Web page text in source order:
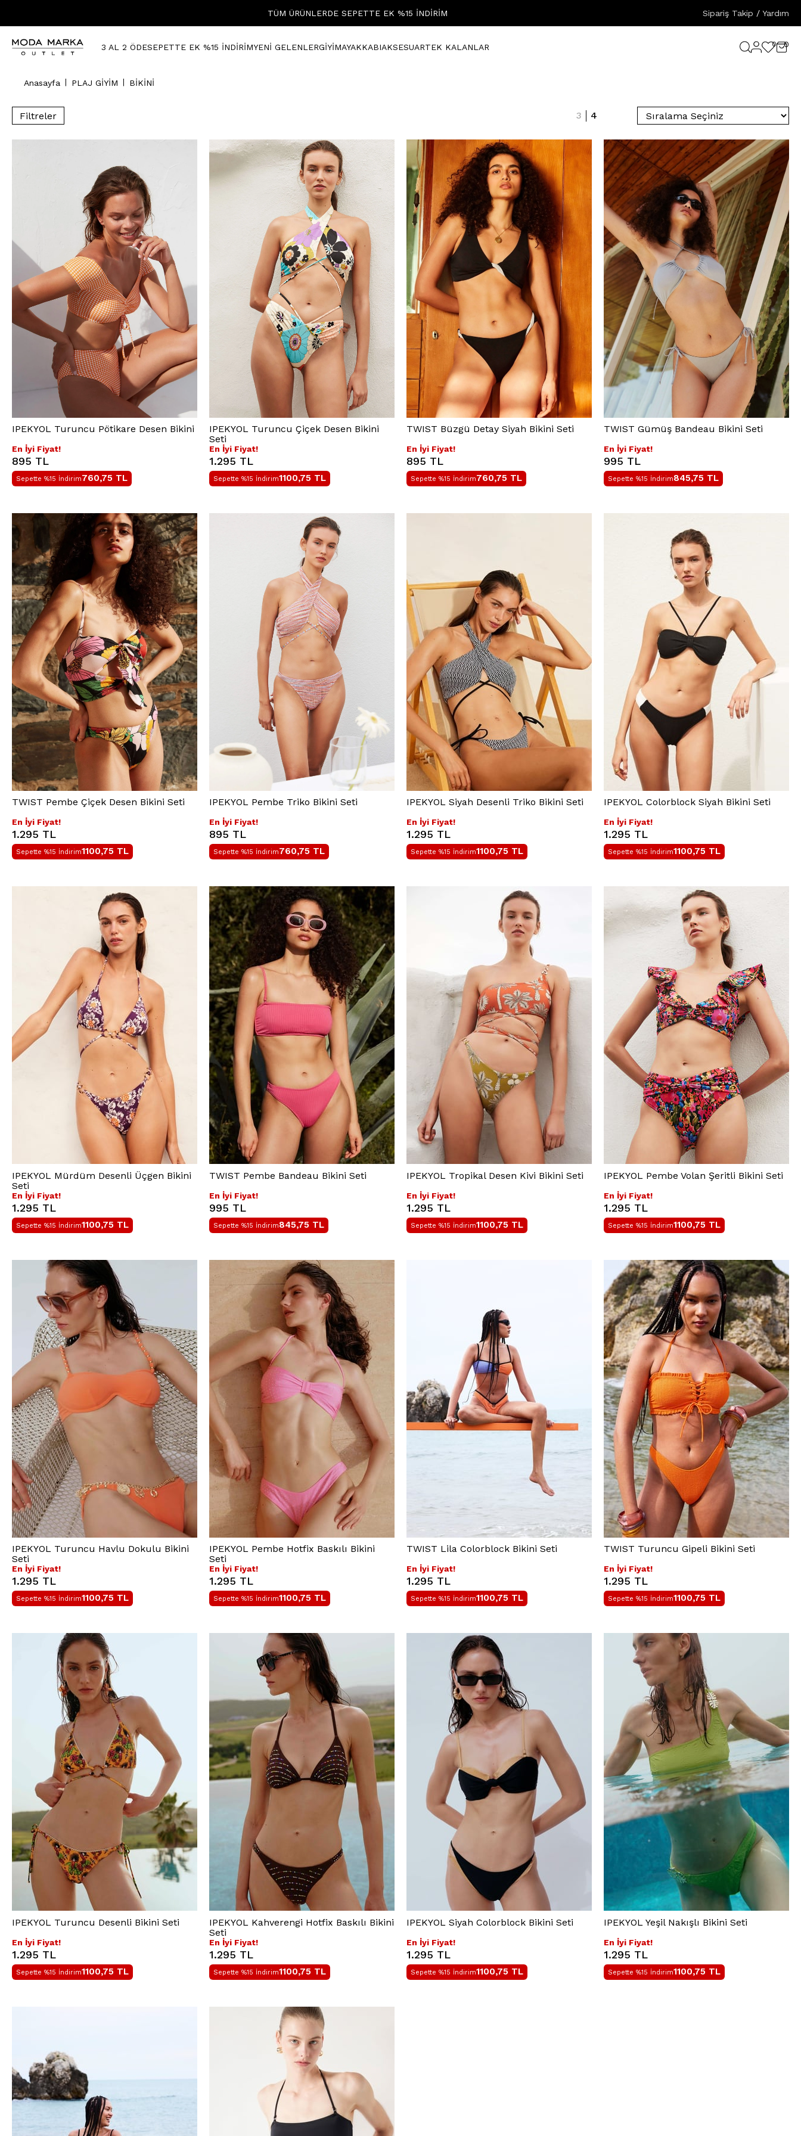
TÜM ÜRÜNLERDE SEPETTE EK %15 İNDİRİM Sipariş Takip / Yardım
3 AL 2 ÖDESEPETTE EK %15 İNDİRİMYENİ GELENLERGİYİMAYAKKABIAKSESUARTEK KALANLAR 0 0
Anasayfa PLAJ GİYİM BİKİNİ
Filtreler
IPEKYOL Turuncu Pötikare Desen Bikini
En İyi Fiyat!
895 TL
Sepette %15 İndirim760,75 TL
IPEKYOL Turuncu Çiçek Desen Bikini
Seti
En İyi Fiyat!
1.295 TL
Sepette %15 İndirim1100,75 TL
TWIST Büzgü Detay Siyah Bikini Seti
En İyi Fiyat!
895 TL
Sepette %15 İndirim760,75 TL
TWIST Gümüş Bandeau Bikini Seti
En İyi Fiyat!
995 TL
Sepette %15 İndirim845,75 TL
TWIST Pembe Çiçek Desen Bikini Seti
En İyi Fiyat!
1.295 TL
Sepette %15 İndirim1100,75 TL
IPEKYOL Pembe Triko Bikini Seti
En İyi Fiyat!
895 TL
Sepette %15 İndirim760,75 TL
IPEKYOL Siyah Desenli Triko Bikini Seti
En İyi Fiyat!
1.295 TL
Sepette %15 İndirim1100,75 TL
IPEKYOL Colorblock Siyah Bikini Seti
En İyi Fiyat!
1.295 TL
Sepette %15 İndirim1100,75 TL
IPEKYOL Mürdüm Desenli Üçgen Bikini
Seti
En İyi Fiyat!
1.295 TL
Sepette %15 İndirim1100,75 TL
TWIST Pembe Bandeau Bikini Seti
En İyi Fiyat!
995 TL
Sepette %15 İndirim845,75 TL
IPEKYOL Tropikal Desen Kivi Bikini Seti
En İyi Fiyat!
1.295 TL
Sepette %15 İndirim1100,75 TL
IPEKYOL Pembe Volan Şeritli Bikini Seti
En İyi Fiyat!
1.295 TL
Sepette %15 İndirim1100,75 TL
IPEKYOL Turuncu Havlu Dokulu Bikini
Seti
En İyi Fiyat!
1.295 TL
Sepette %15 İndirim1100,75 TL
IPEKYOL Pembe Hotfix Baskılı Bikini
Seti
En İyi Fiyat!
1.295 TL
Sepette %15 İndirim1100,75 TL
TWIST Lila Colorblock Bikini Seti
En İyi Fiyat!
1.295 TL
Sepette %15 İndirim1100,75 TL
TWIST Turuncu Gipeli Bikini Seti
En İyi Fiyat!
1.295 TL
Sepette %15 İndirim1100,75 TL
IPEKYOL Turuncu Desenli Bikini Seti
En İyi Fiyat!
1.295 TL
Sepette %15 İndirim1100,75 TL
IPEKYOL Kahverengi Hotfix Baskılı Bikini
Seti
En İyi Fiyat!
1.295 TL
Sepette %15 İndirim1100,75 TL
IPEKYOL Siyah Colorblock Bikini Seti
En İyi Fiyat!
1.295 TL
Sepette %15 İndirim1100,75 TL
IPEKYOL Yeşil Nakışlı Bikini Seti
En İyi Fiyat!
1.295 TL
Sepette %15 İndirim1100,75 TL